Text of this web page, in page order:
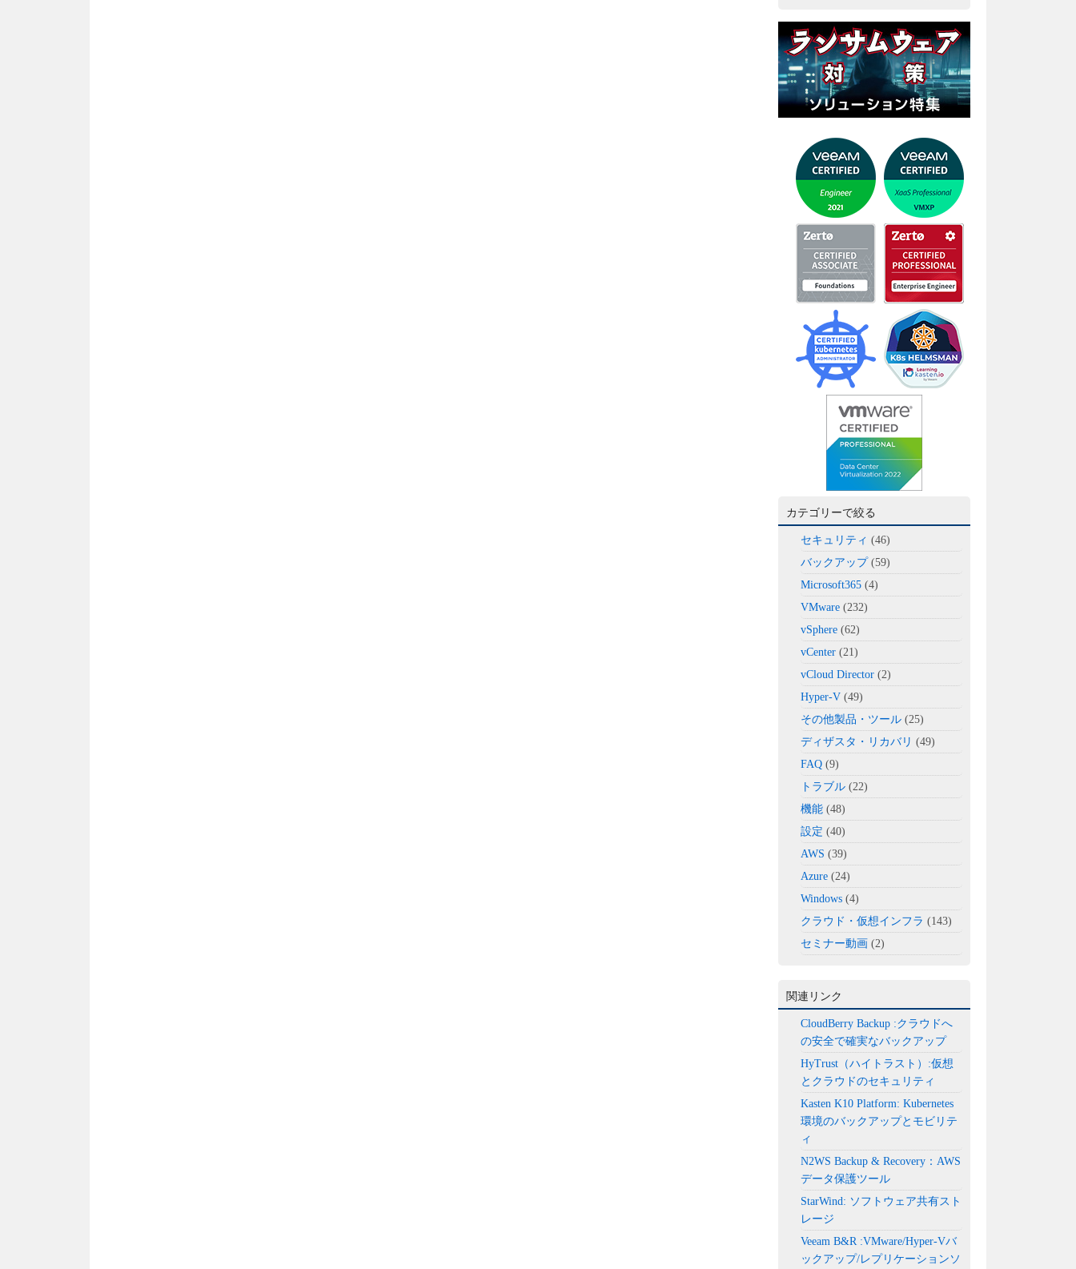
カテゴリーで絞る
セキュリティ (46)
バックアップ(59)
Microsoft365 (4)
VMware (232)
vSphere (62)
vCenter (21)
vCloud Director (2)
Hyper-V (49)
その他製品・ツール (25)
ディザスタ・リカバリ (49)
FAQ (9)
トラブル (22)
機能 (48)
設定 (40)
AWS (39)
Azure (24)
Windows (4)
クラウド・仮想インフラ (143)
セミナー動画 (2)
関連リンク
CloudBerry Backup :クラウドへ
の安全で確実なバックアップ
HyTrust（ハイトラスト）:仮想
とクラウドのセキュリティ
Kasten K10 Platform: Kubernetes
環境のバックアップとモビリテ
ィ
N2WS Backup & Recovery：AWS
データ保護ツール
StarWind: ソフトウェア共有スト
レージ
Veeam B&R :VMware/Hyper-Vバ
ックアップ/レプリケーションソ